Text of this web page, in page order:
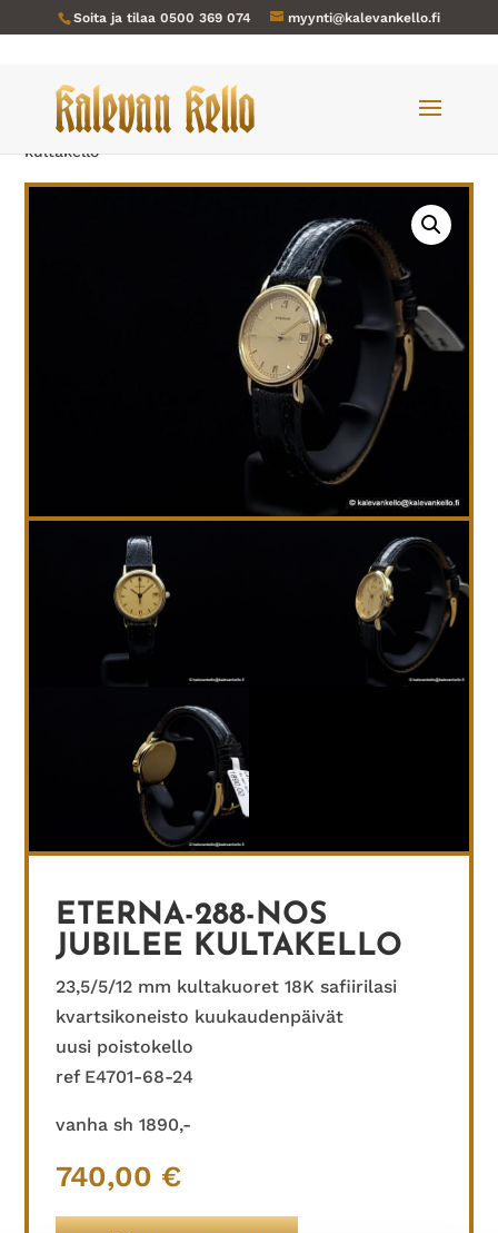
Soita ja tilaa 0500 369 074 myynti@kalevankello.fi
Verkkokauppa/Naisten kellot / Eterna-288-NOS Jubilee
kultakello
ETERNA-288-NOS
JUBILEE KULTAKELLO
23,5/5/12 mm kultakuoret 18K safiirilasi
kvartsikoneisto kuukaudenpäivät
uusi poistokello
ref E4701-68-24
vanha sh 1890,-
740,00 €